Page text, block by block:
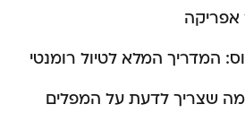
אפריקה
המדריך המלא לטיול רומנטי
מה שצריך לדעת על המפלים